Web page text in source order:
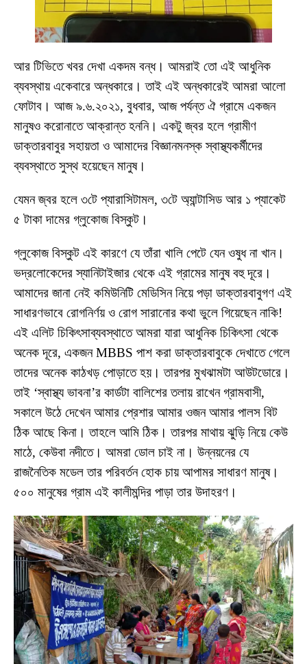
আর টিভিতে খবর দেখা একদম বন্ধ। আমরাই তো এই আধুনিক
ব্যবস্থায় একেবারে অন্ধকারে। তাই এই অন্ধকারেই আমরা আলো
ফোটাব। আজ ৯.৬.২০২১, বুধবার, আজ পর্যন্ত ঐ গ্রামে একজন
মানুষও করোনাতে আক্রান্ত হননি। একটু জ্বর হলে গ্রামীণ
ডাক্তারবাবুর সহায়তা ও আমাদের বিজ্ঞানমনস্ক স্বাস্থ্যকর্মীদের
ব্যবস্থাতে সুস্থ হয়েছেন মানুষ।
যেমন জ্বর হলে ৩টে প্যারাসিটামল, ৩টে অ্যান্টাসিড আর ১ প্যাকেট
৫ টাকা দামের গ্লুকোজ বিস্কুট।
গ্লুকোজ বিস্কুট এই কারণে যে তাঁরা খালি পেটে যেন ওষুধ না খান।
ভদ্রলোকেদের স্যানিটাইজার থেকে এই গ্রামের মানুষ বহু দূরে।
আমাদের জানা নেই কমিউনিটি মেডিসিন নিয়ে পড়া ডাক্তারবাবুগণ এই
সাধারণভাবে রোগনির্ণয় ও রোগ সারানোর কথা ভুলে গিয়েছেন নাকি!
এই এলিট চিকিৎসাব্যবস্থাতে আমরা যারা আধুনিক চিকিৎসা থেকে
অনেক দূরে, একজন MBBS পাশ করা ডাক্তারবাবুকে দেখাতে গেলে
তাদের অনেক কাঠখড় পোড়াতে হয়। তারপর মুখঝামটা আউটডোরে।
তাই ‘স্বাস্থ্য ভাবনা’র কার্ডটা বালিশের তলায় রাখেন গ্রামবাসী,
সকালে উঠে দেখেন আমার প্রেশার আমার ওজন আমার পালস বিট
ঠিক আছে কিনা। তাহলে আমি ঠিক। তারপর মাথায় ঝুড়ি নিয়ে কেউ
মাঠে, কেউবা নদীতে। আমরা ডোল চাই না। উন্নয়নের যে
রাজনৈতিক মডেল তার পরিবর্তন হোক চায় আপামর সাধারণ মানুষ।
৫০০ মানুষের গ্রাম এই কালীমন্দির পাড়া তার উদাহরণ।